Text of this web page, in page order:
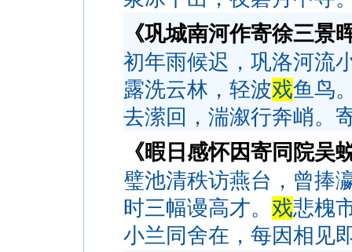
《巩城南河作寄徐三景
初年雨候迟，巩洛河流
露洗云林，轻波戏鱼鸟
去潆回，湍溆行奔峭。
《暇日感怀因寄同院吴
璧池清秩访燕台，曾捧
时三幅谩高才。 戏悲槐
小兰同舍在，每因相见